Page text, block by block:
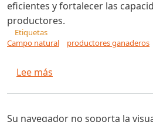
eficientes y fortalecer las
productores.
Etiquetas
Campo natural
productores ganaderos
Lee más
Su navegador no soporta la